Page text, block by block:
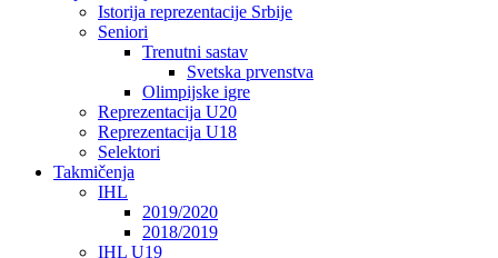
Istorija reprezentacije Srbije
Seniori
Trenutni sastav
Svetska prvenstva
Olimpijske igre
Reprezentacija U20
Reprezentacija U18
Selektori
Takmičenja
IHL
2019/2020
2018/2019
IHL U19